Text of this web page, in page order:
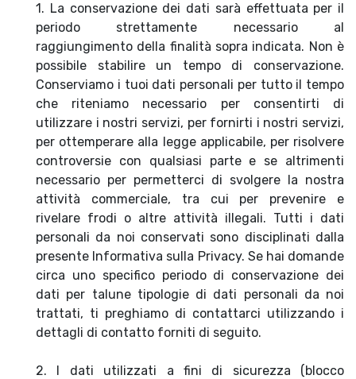
1. La conservazione dei dati sarà effettuata per il
periodo strettamente necessario al
raggiungimento della finalità sopra indicata. Non è
possibile stabilire un tempo di conservazione.
Conserviamo i tuoi dati personali per tutto il tempo
che riteniamo necessario per consentirti di
utilizzare i nostri servizi, per fornirti i nostri servizi,
per ottemperare alla legge applicabile, per risolvere
controversie con qualsiasi parte e se altrimenti
necessario per permetterci di svolgere la nostra
attività commerciale, tra cui per prevenire e
rivelare frodi o altre attività illegali. Tutti i dati
personali da noi conservati sono disciplinati dalla
presente Informativa sulla Privacy. Se hai domande
circa uno specifico periodo di conservazione dei
dati per talune tipologie di dati personali da noi
trattati, ti preghiamo di contattarci utilizzando i
dettagli di contatto forniti di seguito.
2. I dati utilizzati a fini di sicurezza (blocco